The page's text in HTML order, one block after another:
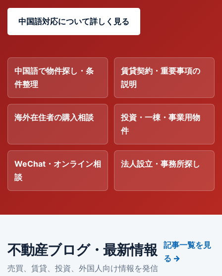
中国語対応について詳しく見る
中国語で物件探し・条
件整理
賃貸契約・重要事項の
説明
海外在住者の購入相談
投資・一棟・事業用物
件
WeChat・オンライン相
談
法人設立・事務所探し
不動産ブログ・最新情報
売買、賃貸、投資、外国人向け情報を発信
記事一覧を見
る →